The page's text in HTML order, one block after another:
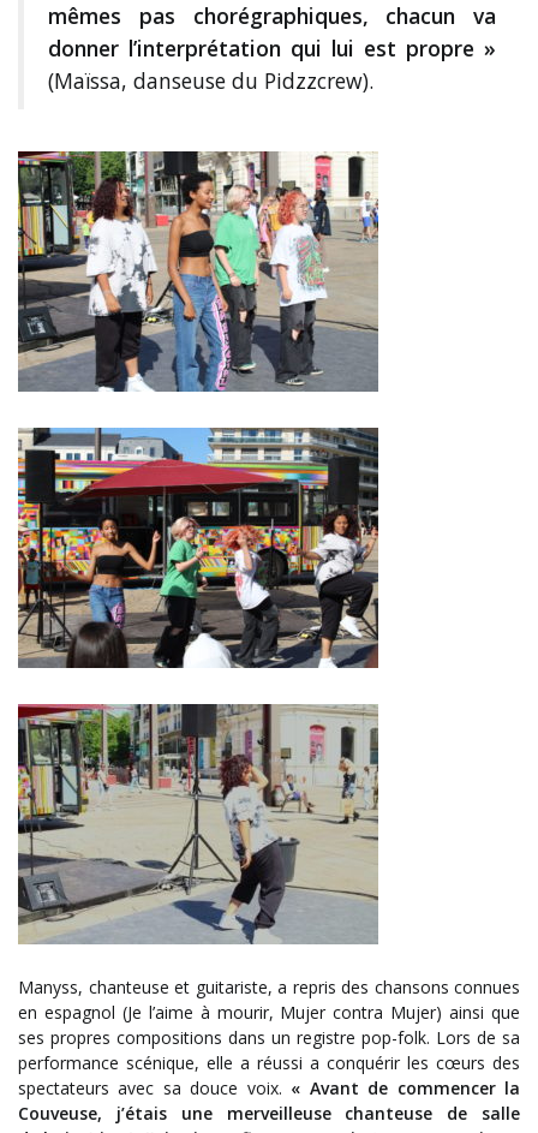
mêmes pas chorégraphiques, chacun va
donner l’interprétation qui lui est propre »
(Maïssa, danseuse du Pidzzcrew).
Manyss, chanteuse et guitariste, a repris des chansons connues
en espagnol (Je l’aime à mourir, Mujer contra Mujer) ainsi que
ses propres compositions dans un registre pop-folk. Lors de sa
performance scénique, elle a réussi a conquérir les cœurs des
spectateurs avec sa douce voix. « Avant de commencer la
Couveuse, j’étais une merveilleuse chanteuse de salle